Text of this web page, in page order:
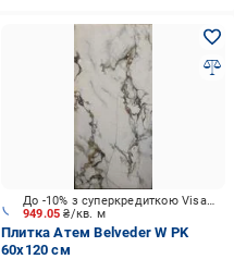
949.05₴/кв. м
До -10% з суперкредиткою Visa Вигода
Плитка Атем Belveder W PK
60x120 см